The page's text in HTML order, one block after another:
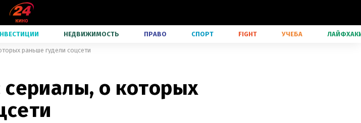
НЕДВИЖИМОСТЬ ПРАВО СПОРТ FIGHT УЧЕБА
раньше гудели соцсети
о которых